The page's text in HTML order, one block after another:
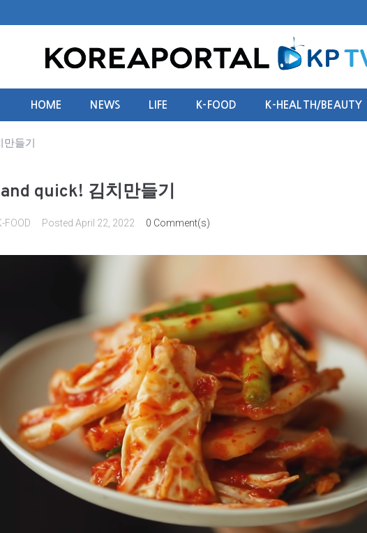
HOME NEWS LIFE K-FOOD K-HEALTH/BEAUTY
들기
quick! 김치만들기
FOOD Posted April 22, 2022 0 Comment(s)